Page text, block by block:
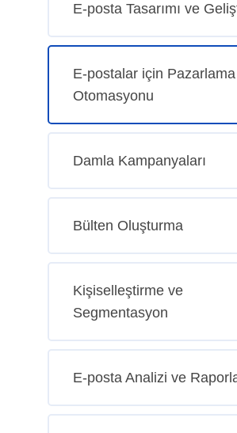
E-posta Tasarımı ve
E-postalar için Pazarlama
Otomasyonu
Damla Kampanyaları
Bülten Oluşturma
Kişiselleştirme ve
Segmentasyon
E-posta Analizi ve